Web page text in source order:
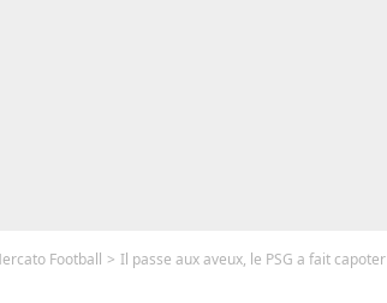
Football Il passe aux aveux, le PSG a fait